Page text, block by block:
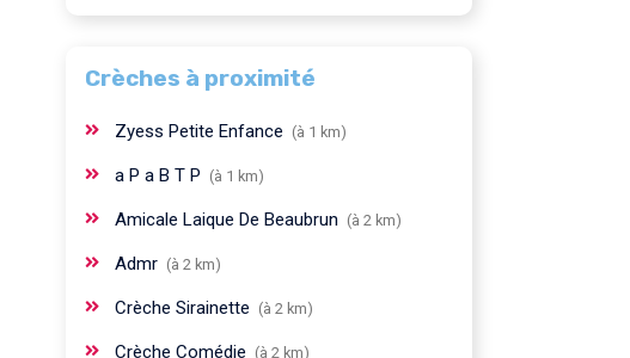
Crèches à proximité
Zyess Petite Enfance (à 1 km)
a P a B T P (à 1 km)
Amicale Laique De Beaubrun (à 2 km)
Admr (à 2 km)
Crèche Sirainette (à 2 km)
Crèche Comédie (à 2 km)